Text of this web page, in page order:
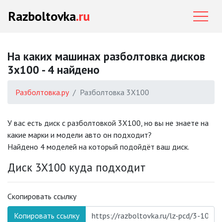
Razboltovka.ru
На каких машинах разболтовка дисков
3x100 - 4 найдено
Разболтовка.ру Разболтовка 3X100
У вас есть диск с разболтовкой 3X100, но вы не знаете на
какие марки и модели авто он подходит?
Найдено 4 моделей на который подойдёт ваш диск.
Диск 3X100 куда подходит
Скопировать ссылку
Копировать ссылку